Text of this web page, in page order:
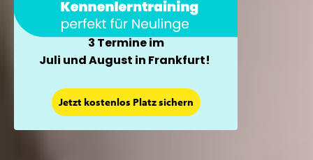
3 Termine im
Juli und August in Frankfurt!
Jetzt kostenlos Platz sichern